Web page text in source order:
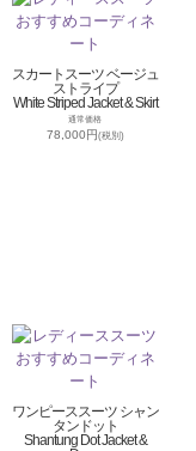
スカートスーツ ベージュ
ストライプ
White Striped Jacket & Skirt
通常価格
78,000円(税別)
ワンピーススーツ シャン
タンドット
Shantung Dot Jacket &